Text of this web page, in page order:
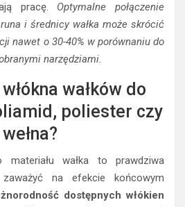
pracę. Optymalne połączenie
i średnicy wałka może skrócić
nawet o 30-40% w porównaniu do
narzędziami.
wałków do
poliester czy
wełna?
materiału wałka to prawdziwa
na efekcie końcowym
dostępnych włókien